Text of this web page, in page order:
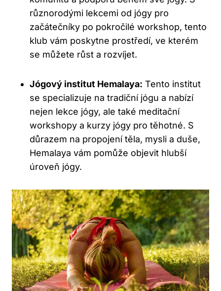
různorodými lekcemi od jógy pro
začátečníky po pokročilé workshop, tento
klub vám poskytne prostředí, ve kterém
se můžete růst a rozvíjet.
Jógový institut Hemalaya: Tento institut
se specializuje na tradiční jógu a nabízí
nejen lekce jógy, ale také meditační
workshopy a kurzy jógy pro těhotné. S
důrazem na propojení těla, mysli a duše,
Hemalaya vám pomůže objevit hlubší
úroveň jógy.